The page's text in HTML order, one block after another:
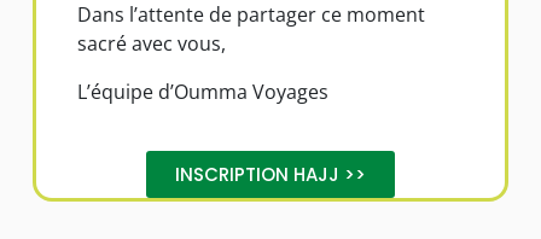
Dans l’attente de partager ce moment
sacré avec vous,
L’équipe d’Oumma Voyages
INSCRIPTION HAJJ >>